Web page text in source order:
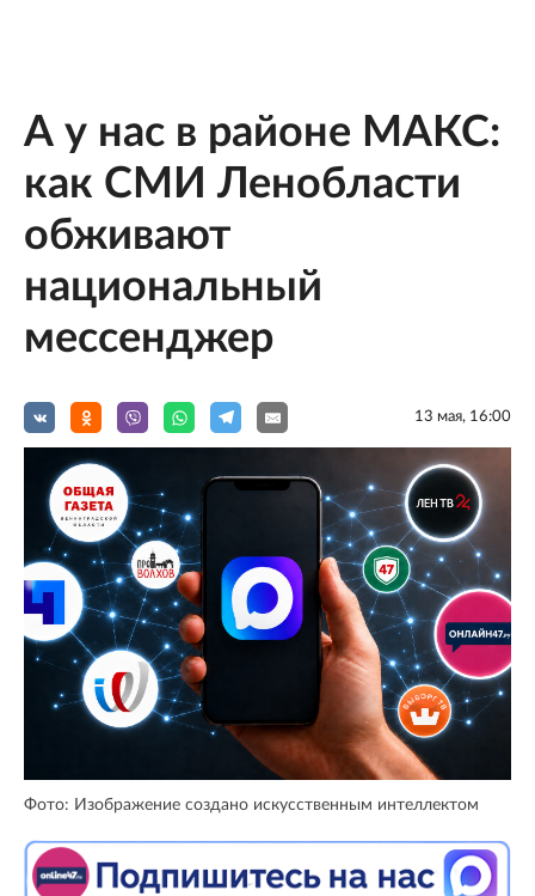
А у нас в районе МАКС:
как СМИ Ленобласти
обживают
национальный
мессенджер
13 мая, 16:00
Фото: Изображение создано искусственным интеллектом